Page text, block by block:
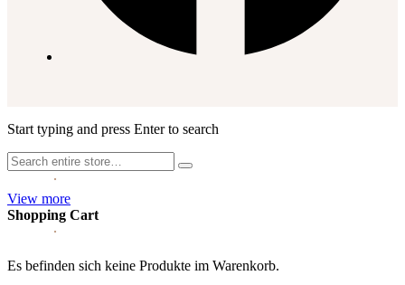
Start typing and press Enter to search
View more
Shopping Cart
Es befinden sich keine Produkte im Warenkorb.